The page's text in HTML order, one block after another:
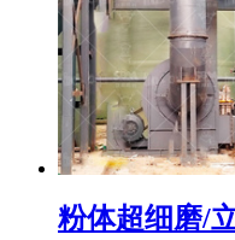
粉体超细磨/